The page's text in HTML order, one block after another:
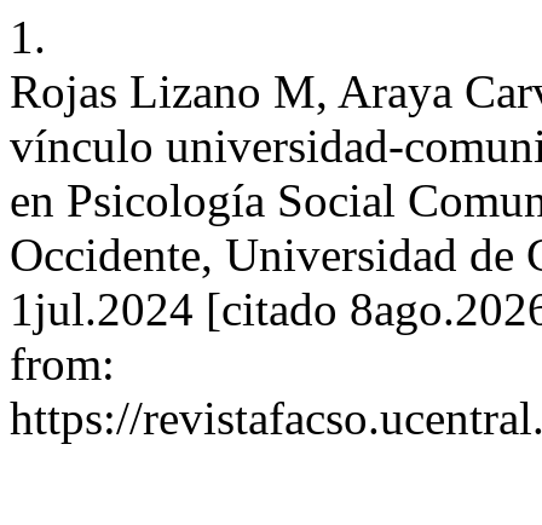
1.
Rojas Lizano M, Araya
vínculo universidad-
en Psicología Social
Occidente, Universidad
1jul.2024 [citado
from:
https://